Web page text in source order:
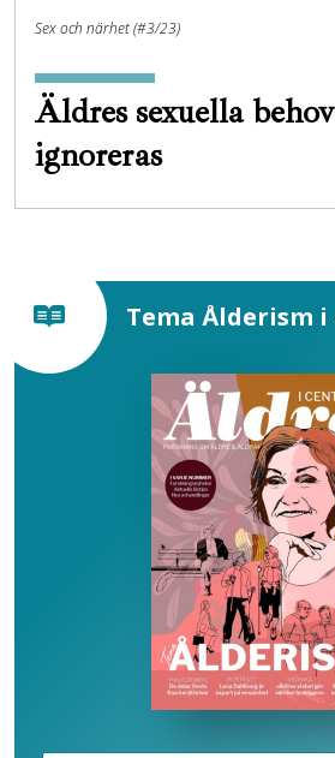
Sex och närhet (#3/23)
Äldres sexuella
ignoreras
Tema Ålderism i